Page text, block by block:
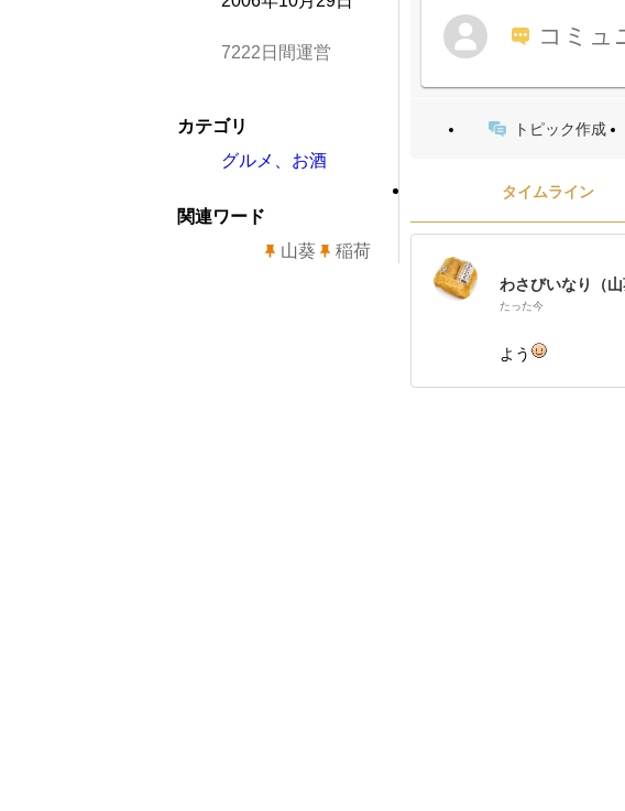
コミュ
トピック作成
タイムライン
わさびいなり（山
たった今
よう
7222日間運営
カテゴリ
グルメ、お酒
関連ワード
山葵
稲荷